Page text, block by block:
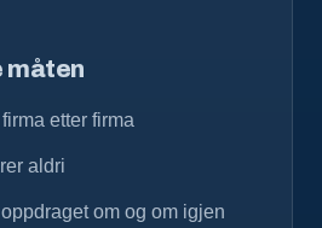
måten
etter firma
aldri
om og om igjen